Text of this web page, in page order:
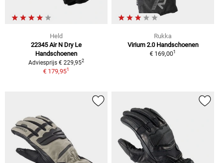
Held
22345 Air N Dry Le
Handschoenen
Adviesprijs € 229,952
€ 179,951
Rukka
Virium 2.0 Handschoenen
€ 169,001